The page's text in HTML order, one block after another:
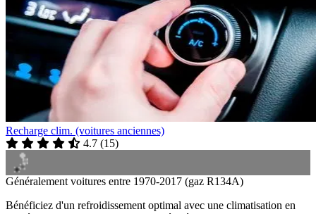
Recharge clim. (voitures anciennes)
4.7 (15)
Généralement voitures entre 1970-2017 (gaz R134A)
Bénéficiez d'un refroidissement optimal avec une climatisation en